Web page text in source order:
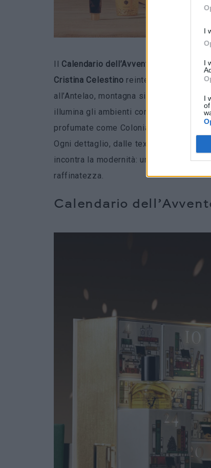
I
I
I
Calendario dell’Avvento 2025
Cristina Celestino reinterpreta i motivi
all’Antelao, montagna simbolo di
illumina gli ambienti con i colori solari
profumate come Colonia, Blu
Ogni dettaglio, dalle texture martellate
incontra la modernità: un oggetto da
raffinatezza.
Calendario